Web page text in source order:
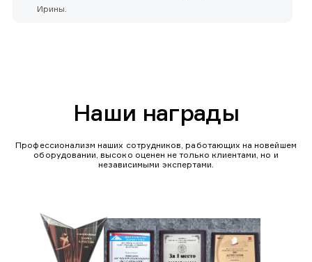
Ирины.
Наши награды
Профессионализм наших сотрудников, работающих на новейшем
оборудовании, высоко оценен не только клиентами, но и
независимыми экспертами.